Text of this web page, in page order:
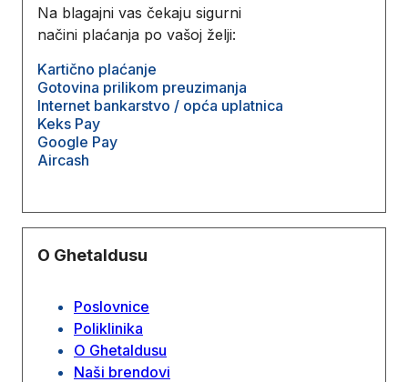
Na blagajni vas čekaju sigurni
načini plaćanja po vašoj želji:
Kartično plaćanje
Gotovina prilikom preuzimanja
Internet bankarstvo / opća uplatnica
Keks Pay
Google Pay
Aircash
O Ghetaldusu
Poslovnice
Poliklinika
O Ghetaldusu
Naši brendovi